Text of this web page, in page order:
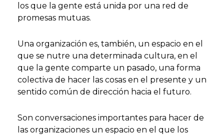
los que la gente está unida por una red de
promesas mutuas.
Una organización es, también, un espacio en el
que se nutre una determinada cultura, en el
que la gente comparte un pasado, una forma
colectiva de hacer las cosas en el presente y un
sentido común de dirección hacia el futuro.
Son conversaciones importantes para hacer de
las organizaciones un espacio en el que los